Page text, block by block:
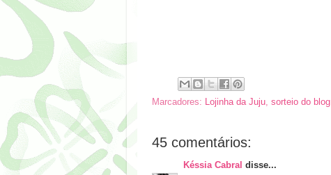
Marcadores: Lojinha da Juju, sorteio do blog
45 comentários:
Késsia Cabral disse...